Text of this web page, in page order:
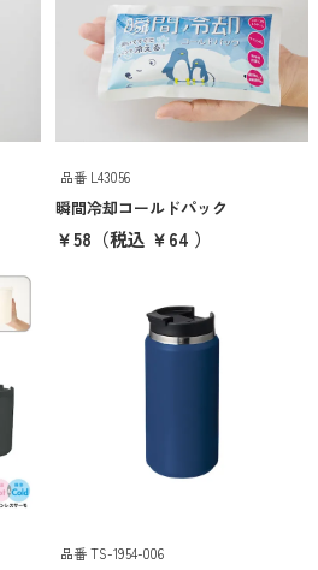
・包装について
プロマガジン
品番 L43056
瞬間冷却コールドパック
￥58 （税込 ￥64 ）
品番 TS-1954-006